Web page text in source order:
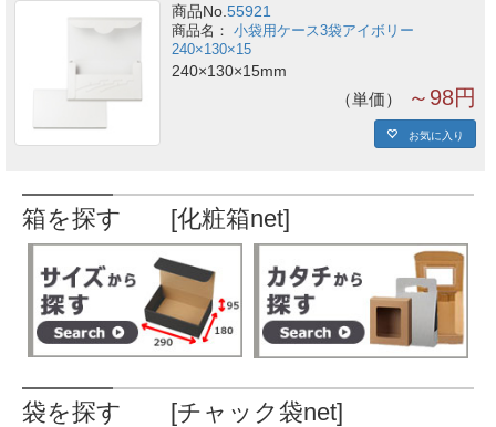
商品No.55921
小袋用ケース3袋アイボリー
240×130×15
240×130×15mm
単価 ～98円
お気に入り
箱を探す [化粧箱net]
袋を探す [チャック袋net]